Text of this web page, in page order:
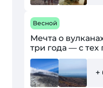
Весной
Мечта о
три года — с
больше об этом
Путь до
был нелёгким:...+